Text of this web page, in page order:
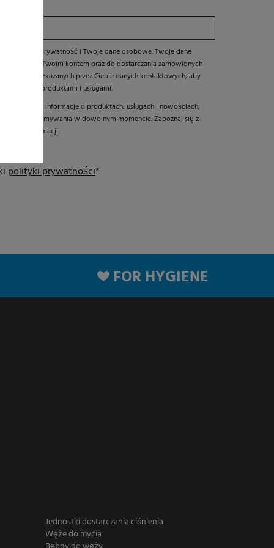
Twoją prywatność i Twoje dane osobowe. Twoje dane
Twoim kontem oraz do dostarczania zamówionych
przekazanych przez Ciebie danych kontaktowych, aby
produktami i usługami.
informacje o produktach, usługach i nowościach,
z jego otrzymywania w dowolnym momencie. Zapoznaj się z
więcej informacji.
polityki prywatności*
FOR HYGIENE
Jednostki dostarczania ciśnienia
Węże do mycia